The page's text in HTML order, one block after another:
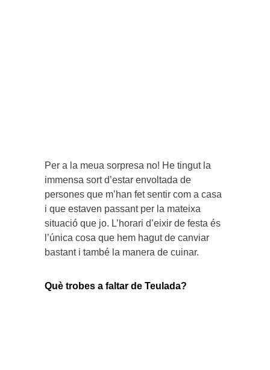
Per a la meua sorpresa no! He tingut la
immensa sort d’estar envoltada de
persones que m’han fet sentir com a casa
i que estaven passant per la mateixa
situació que jo. L’horari d’eixir de festa és
l’única cosa que hem hagut de canviar
bastant i també la manera de cuinar.
Què trobes a faltar de Teulada?